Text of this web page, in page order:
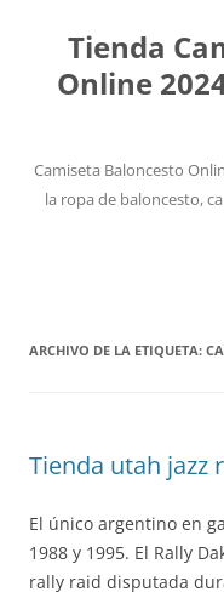
Tienda
Online
Camiseta Baloncesto
la ropa de baloncesto,
ARCHIVO DE LA ETIQUETA:
Tienda utah jazz
El único argentino en
1988 y 1995. El Rally
rally raid disputada